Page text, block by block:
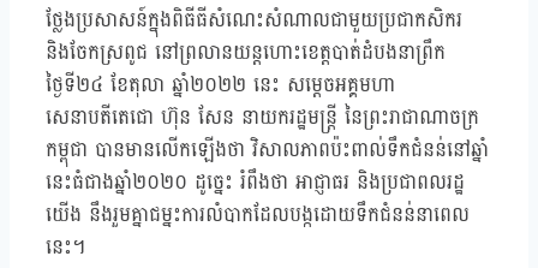
ថ្លែងប្រសាសន៍ក្នុងពិធីធីសំណេះសំណាលជាមួយប្រជាកសិករ
និងចែកស្រពូជ នៅព្រលានយន្តហោះខេត្តបាត់ដំបងនាព្រឹក
ថ្ងៃទី២៤ ខែតុលា ឆ្នាំ២០២២ នេះ សម្ដេចអគ្គមហា
សេនាបតីតេជោ ហ៊ុន សែន នាយករដ្ឋមន្ត្រី នៃព្រះរាជាណាចក្រ
កម្ពុជា បានមានលើកឡើងថា វិសាលភាពប៉ះពាល់ទឹកជំនន់នៅឆ្នាំ
នេះធំជាងឆ្នាំ២០២០ ដូច្នេះ រំពឹងថា អាជ្ញាធរ និងប្រជាពលរដ្ឋ
យើង នឹងរួមគ្នាជម្នះការលំបាកដែលបង្កដោយទឹកជំនន់នាពេល
នេះ។